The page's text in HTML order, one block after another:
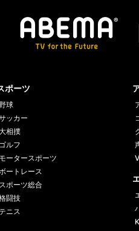
ポーツ
球
ッカー
相撲
ゴルフ
モータースポーツ
ートレース
スポーツ総合
闘技
ニス